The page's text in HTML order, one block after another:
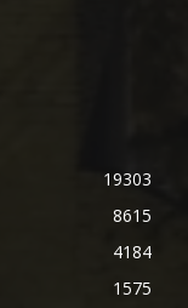
19303
8615
4184
1575